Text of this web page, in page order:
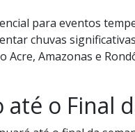
para eventos
chuvas
Amazonas e
o Final